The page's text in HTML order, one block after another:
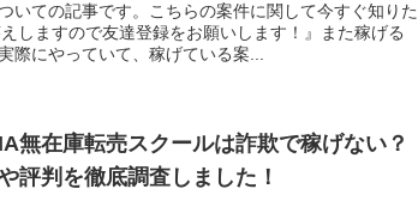
いての記事です。こちらの案件に関して今すぐ知りた
しますので友達登録をお願いします！』また稼げる
際にやっていて、稼げている案...
無在庫転売スクールは詐欺で稼げない？
評判を徹底調査しました！